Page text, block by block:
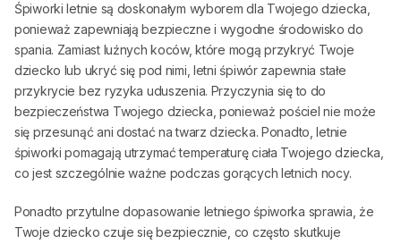
Śpiworki letnie są doskonałym wyborem dla Twojego dziecka,
ponieważ zapewniają bezpieczne i wygodne środowisko do
spania. Zamiast luźnych koców, które mogą przykryć Twoje
dziecko lub ukryć się pod nimi, letni śpiwór zapewnia stałe
przykrycie bez ryzyka uduszenia. Przyczynia się to do
bezpieczeństwa Twojego dziecka, ponieważ pościel nie może
się przesunąć ani dostać na twarz dziecka. Ponadto, letnie
śpiworki pomagają utrzymać temperaturę ciała Twojego dziecka,
co jest szczególnie ważne podczas gorących letnich nocy.
Ponadto przytulne dopasowanie letniego śpiworka sprawia, że
Twoje dziecko czuje się bezpiecznie, co często skutkuje